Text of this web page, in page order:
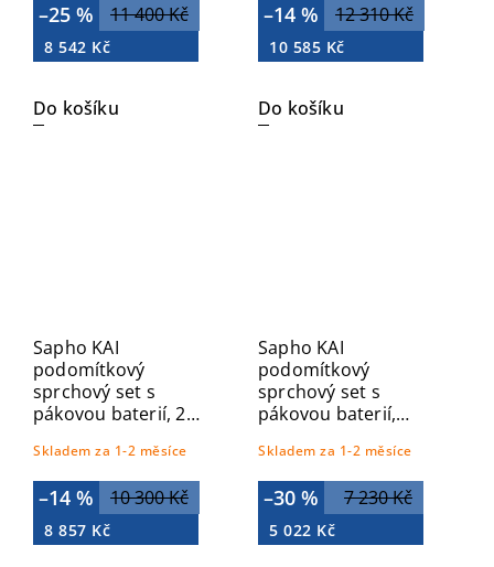
11 400 Kč
–25 %
8 542 Kč
Do košíku
12 310 Kč
–14 %
10 585 Kč
Do košíku
Sapho KAI
podomítkový
sprchový set s
pákovou baterií, 2
KA42/15-03
Skladem za 1-2 měsíce
10 300 Kč
–14 %
8 857 Kč
Sapho KAI
podomítkový
sprchový set s
pákovou baterií,
výstupy, chrom KA43-
03
Skladem za 1-2 měsíce
7 230 Kč
–30 %
5 022 Kč